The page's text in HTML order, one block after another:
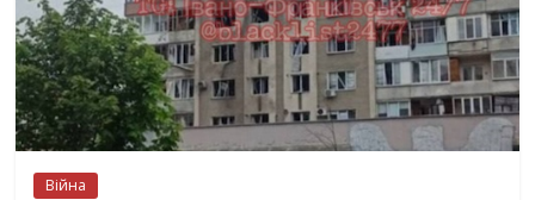
Війна